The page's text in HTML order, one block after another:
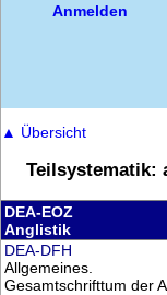
Anmelden
▲ Übersicht
Teilsystematik:
DEA-EOZ
Anglistik
DEA-DFH
Allgemeines.
Gesamtschrifttum der